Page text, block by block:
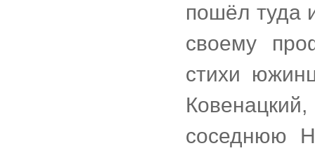
пошёл туда
своему
стихи
соседнюю